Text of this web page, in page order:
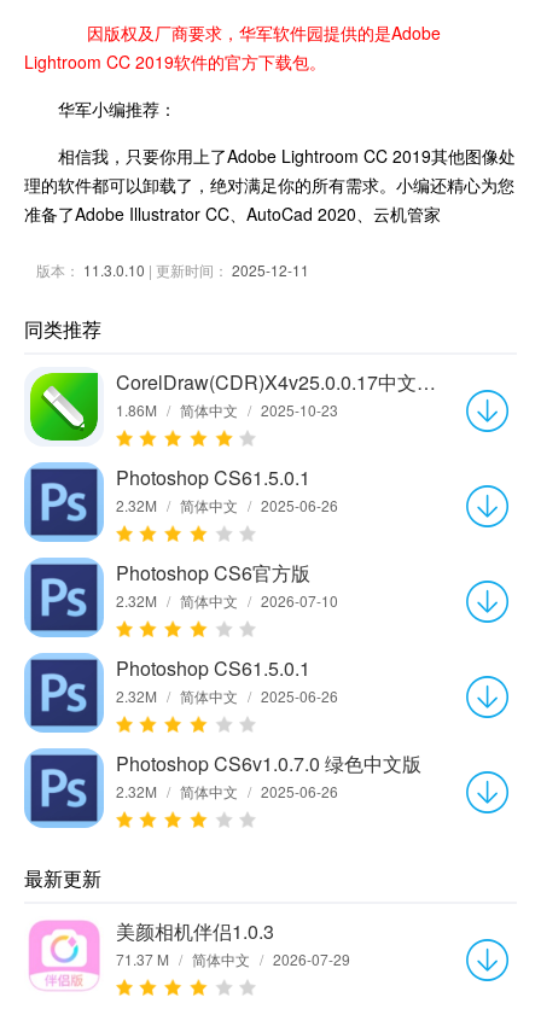
因版权及厂商要求，华军软件园提供的是Adobe
Lightroom CC 2019软件的官方下载包。
华军小编推荐：
相信我，只要你用上了Adobe Lightroom CC 2019其他图像处
理的软件都可以卸载了，绝对满足你的所有需求。小编还精心为您
准备了Adobe Illustrator CC、AutoCad 2020、云机管家
版本： 11.3.0.10 | 更新时间： 2025-12-11
同类推荐
CorelDraw(CDR)X4v25.0.0.17中文绿色版
1.86M / 简体中文 / 2025-10-23
Photoshop CS61.5.0.1
2.32M / 简体中文 / 2025-06-26
Photoshop CS6官方版
2.32M / 简体中文 / 2026-07-10
Photoshop CS61.5.0.1
2.32M / 简体中文 / 2025-06-26
Photoshop CS6v1.0.7.0 绿色中文版
2.32M / 简体中文 / 2025-06-26
最新更新
美颜相机伴侣1.0.3
71.37 M / 简体中文 / 2026-07-29